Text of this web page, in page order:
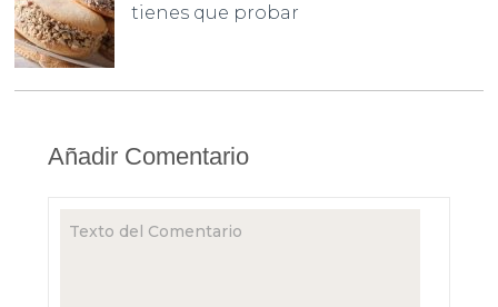
tienes que probar
Añadir Comentario